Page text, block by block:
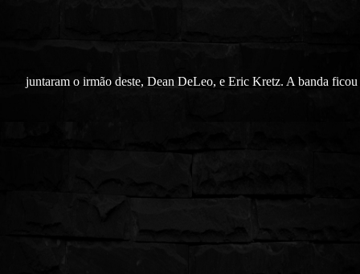
juntaram o irmão deste, Dean DeLeo, e Eric Kretz. A banda